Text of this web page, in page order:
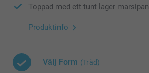
Toppad med ett tunt lager marsipan
Produktinfo
Välj Form (Träd)